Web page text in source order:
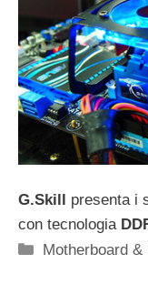
G.Skill presenta i
con tecnologia
Categorie
Motherboard &